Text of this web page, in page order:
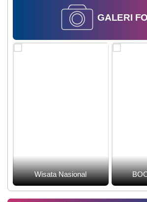
GALERI
Wisata Nasional